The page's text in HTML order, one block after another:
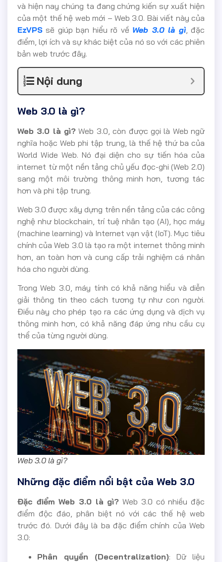
và hiện nay chúng ta đang chứng kiến sự xuất hiện
của một thế hệ web mới – Web 3.0. Bài viết này của
EzVPS sẽ giúp bạn hiểu rõ về Web 3.0 là gì, đặc
điểm, lợi ích và sự khác biệt của nó so với các phiên
bản web trước đây.
Nội dung
Web 3.0 là gì?
Web 3.0 là gì? Web 3.0, còn được gọi là Web ngữ
nghĩa hoặc Web phi tập trung, là thế hệ thứ ba của
World Wide Web. Nó đại diện cho sự tiến hóa của
internet từ một nền tảng chủ yếu đọc-ghi (Web 2.0)
sang một môi trường thông minh hơn, tương tác
hơn và phi tập trung.
Web 3.0 được xây dựng trên nền tảng của các công
nghệ như blockchain, trí tuệ nhân tạo (AI), học máy
(machine learning) và Internet vạn vật (IoT). Mục tiêu
chính của Web 3.0 là tạo ra một internet thông minh
hơn, an toàn hơn và cung cấp trải nghiệm cá nhân
hóa cho người dùng.
Trong Web 3.0, máy tính có khả năng hiểu và diễn
giải thông tin theo cách tương tự như con người.
Điều này cho phép tạo ra các ứng dụng và dịch vụ
thông minh hơn, có khả năng đáp ứng nhu cầu cụ
thể của từng người dùng.
Web 3.0 là gì?
Những đặc điểm nổi bật của Web 3.0
Đặc điểm Web 3.0 là gì? Web 3.0 có nhiều đặc
điểm độc đáo, phân biệt nó với các thế hệ web
trước đó. Dưới đây là ba đặc điểm chính của Web
3.0:
Phân quyền (Decentralization): Dữ liệu